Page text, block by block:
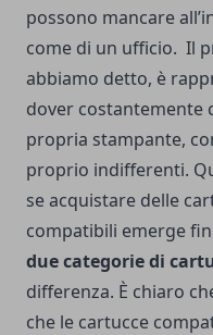
possono mancare
come di un ufficio. Il
abbiamo detto, è
dover costantemente
propria stampante,
proprio indifferenti.
se acquistare delle
compatibili emerge
due categorie di
differenza. È chiaro
che le cartucce